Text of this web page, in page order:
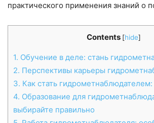
практического применения знаний о
Contents [hide]
1. Обучение в деле: стань
2. Перспективы карьеры
3. Как стать
4. Образование для
выбирайте правильно